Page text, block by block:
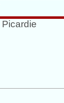
Picardie